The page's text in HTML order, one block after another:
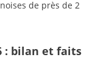
de près de 2
: bilan et faits